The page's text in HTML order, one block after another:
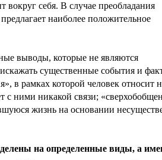
вокруг себя. В случае преобладания
наиболее положительное
выводы, которые не являются
существенные события и
в рамках которой человек относит
с ними никакой связи;
жизнь на основании
на определенные виды, а